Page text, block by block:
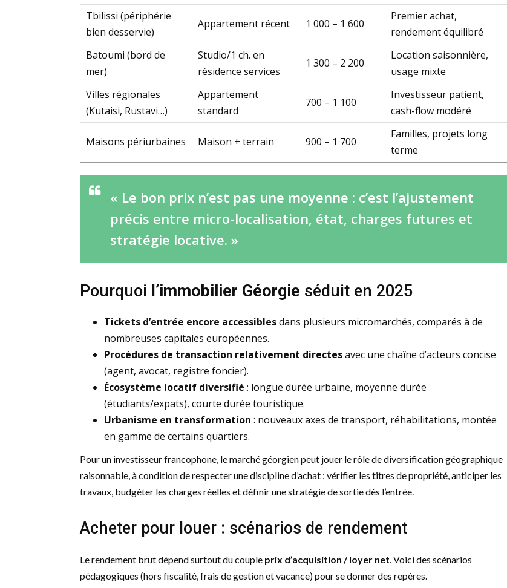
Tbilissi (périphérie
bien desservie)
Appartement récent 1 000 – 1 600
Premier achat,
rendement équilibré
Batoumi (bord de
mer)
Studio/1 ch. en
résidence services
1 300 – 2 200
Location saisonnière,
usage mixte
Villes régionales
(Kutaisi, Rustavi…)
Appartement
standard
700 – 1 100
Investisseur patient,
cash-flow modéré
Maisons périurbaines Maison + terrain 900 – 1 700
Familles, projets long
terme
« Le bon prix n’est pas une moyenne : c’est l’ajustement
précis entre micro-localisation, état, charges futures et
stratégie locative. »
Pourquoi l’immobilier Géorgie séduit en 2025
Tickets d’entrée encore accessiblesdans plusieurs micromarchés, comparés à de
nombreuses capitales européennes.
Procédures de transaction relativement directesavec une chaîne d’acteurs concise
(agent, avocat, registre foncier).
Écosystème locatif diversifié : longue durée urbaine, moyenne durée
(étudiants/expats), courte durée touristique.
Urbanisme en transformation : nouveaux axes de transport, réhabilitations, montée
en gamme de certains quartiers.
Pour un investisseur francophone, le marché géorgien peut jouer le rôle de diversification géographique
raisonnable, à condition de respecter une discipline d’achat : vérifier les titres de propriété, anticiper les
travaux, budgéter les charges réelles et définir une stratégie de sortie dès l’entrée.
Acheter pour louer : scénarios de rendement
Le rendement brut dépend surtout du couple prix d’acquisition / loyer net. Voici des scénarios
pédagogiques (hors fiscalité, frais de gestion et vacance) pour se donner des repères.